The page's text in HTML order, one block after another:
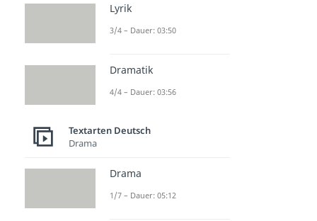
Lyrik
3/4 – Dauer: 03:50
Dramatik
4/4 – Dauer: 03:56
Textarten Deutsch
Drama
Drama
1/7 – Dauer: 05:12